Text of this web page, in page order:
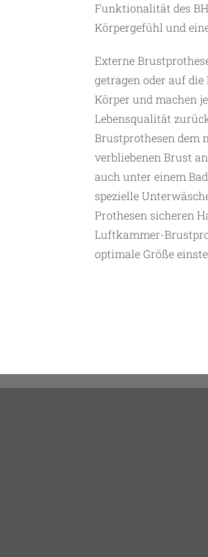
Funktionalität des
Körpergefühl und
Externe
getragen oder auf
Körper und machen
Lebensqualität
Brustprothesen dem
verbliebenen Brust
auch unter einem
spezielle
Prothesen sicheren
Luftkammer-
optimale Größe